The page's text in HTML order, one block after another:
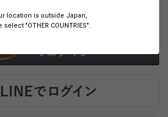
location is outside Japan,
select "OTHER COUNTRIES".
または